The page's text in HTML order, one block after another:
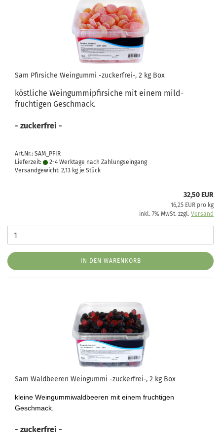
Sam Pfirsiche Weingummi -zuckerfrei-, 2 kg Box
köstliche Weingummipfirsiche mit einem mild-
fruchtigen Geschmack.
- zuckerfrei -
Art.Nr.: SAM_PFIR
Lieferzeit:
2-4 Werktage nach Zahlungseingang
Versandgewicht: 2,13 kg je Stück
32,50 EUR
16,25 EUR pro kg
inkl. 7% MwSt. zzgl. Versand
IN DEN WARENKORB
Sam Waldbeeren Weingummi -zuckerfrei-, 2 kg Box
kleine Weingummiwaldbeeren mit einem fruchtigen
Geschmack.
- zuckerfrei -